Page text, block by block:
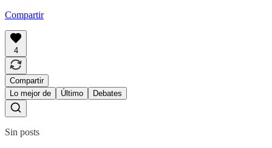
Compartir
4
Compartir
Lo mejor de
Último Debates
Sin posts